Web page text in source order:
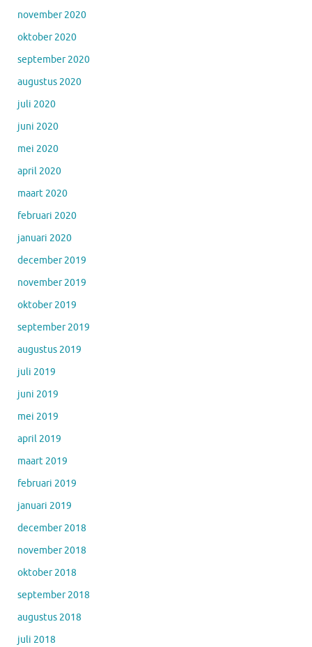
november 2020
oktober 2020
september 2020
augustus 2020
juli 2020
juni 2020
mei 2020
april 2020
maart 2020
februari 2020
januari 2020
december 2019
november 2019
oktober 2019
september 2019
augustus 2019
juli 2019
juni 2019
mei 2019
april 2019
maart 2019
februari 2019
januari 2019
december 2018
november 2018
oktober 2018
september 2018
augustus 2018
juli 2018